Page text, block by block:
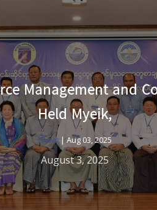
Management and
Held Myeik,
News | Aug 03, 2025
August 3, 2025